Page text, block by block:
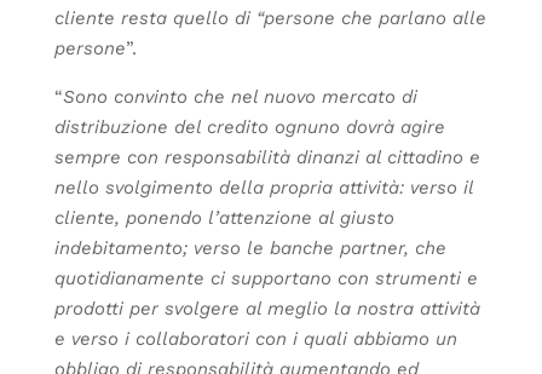
cliente resta quello di “persone che parlano alle
persone”.
“Sono convinto che nel nuovo mercato di
distribuzione del credito ognuno dovrà agire
sempre con responsabilità dinanzi al cittadino e
nello svolgimento della propria attività: verso il
cliente, ponendo l’attenzione al giusto
indebitamento; verso le banche partner, che
quotidianamente ci supportano con strumenti e
prodotti per svolgere al meglio la nostra attività
e verso i collaboratori con i quali abbiamo un
obbligo di responsabilità aumentando ed